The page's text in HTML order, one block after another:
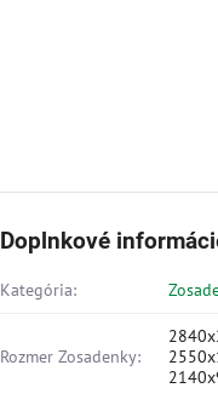
Doplnkové
Kategória:
Rozmer Zosadenky: